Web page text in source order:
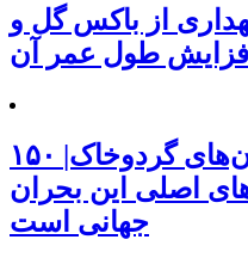
از باکس گل و
افزایش طول عمر آن
۱۵۰ کشور درگیر توفان‌های گردوخاک|
اصلی این بحران
جهانی است